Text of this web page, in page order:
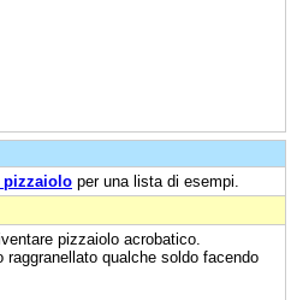
pizzaiolo per una lista di esempi.
pizzaiolo acrobatico.
raggranellato qualche soldo facendo